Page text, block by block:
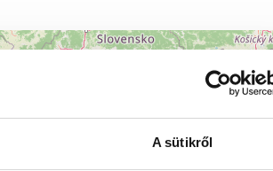
A sütikről